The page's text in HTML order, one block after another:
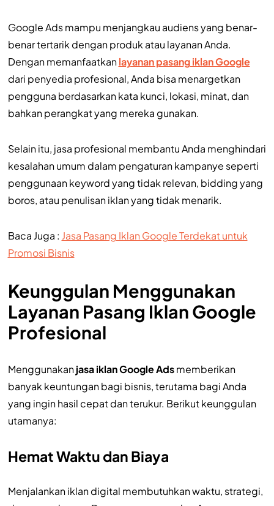
Google Ads mampu menjangkau audiens yang benar-
benar tertarik dengan produk atau layanan Anda.
Dengan memanfaatkanlayanan pasang iklan Google
dari penyedia profesional, Anda bisa menargetkan
pengguna berdasarkan kata kunci, lokasi, minat, dan
bahkan perangkat yang mereka gunakan.
Selain itu, jasa profesional membantu Anda menghindari
kesalahan umum dalam pengaturan kampanye seperti
penggunaan keyword yang tidak relevan, bidding yang
boros, atau penulisan iklan yang tidak menarik.
Baca Juga : Jasa Pasang Iklan Google Terdekat untuk
Promosi Bisnis
Keunggulan Menggunakan
Layanan Pasang Iklan Google
Profesional
Menggunakanjasa iklan Google Adsmemberikan
banyak keuntungan bagi bisnis, terutama bagi Anda
yang ingin hasil cepat dan terukur. Berikut keunggulan
utamanya:
Hemat Waktu dan Biaya
Menjalankan iklan digital membutuhkan waktu, strategi,